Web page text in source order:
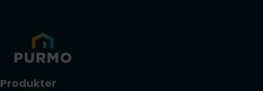
Produkter